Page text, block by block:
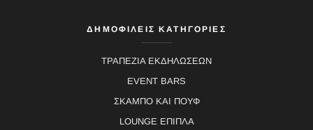
ΔΗΜΟΦΙΛΕΙΣ ΚΑΤΗΓΟΡΙΕΣ
ΤΡΑΠΕΖΙΑ ΕΚΔΗΛΩΣΕΩΝ
EVENT BARS
ΣΚΑΜΠΟ ΚΑΙ ΠΟΥΦ
LOUNGE ΕΠΙΠΛΑ